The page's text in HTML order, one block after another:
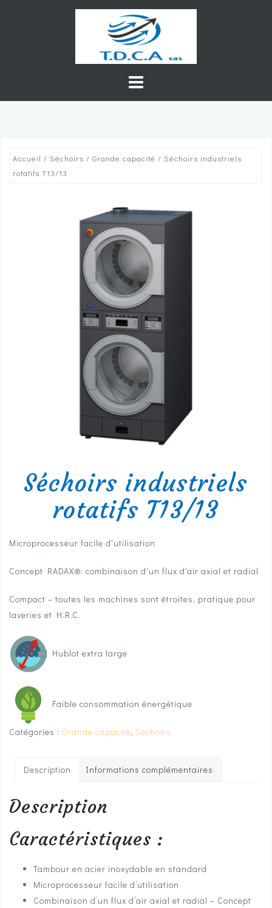
Accueil / Séchoirs / Grande capacité / Séchoirs industriels
rotatifs T13/13
Séchoirs industriels
rotatifs T13/13
Microprocesseur facile d'utilisation
Concept RADAX®: combinaison d'un flux d'air axial et radial
Compact – toutes les machines sont étroites, pratique pour
laveries et H.R.C.
Hublot extra large
Faible consommation énergétique
Catégories : Grande capacité, Séchoirs
Description Informations complémentaires
Description
Caractéristiques :
Tambour en acier inoxydable en standard
Microprocesseur facile d’utilisation
Combinaison d’un flux d’air axial et radial – Concept